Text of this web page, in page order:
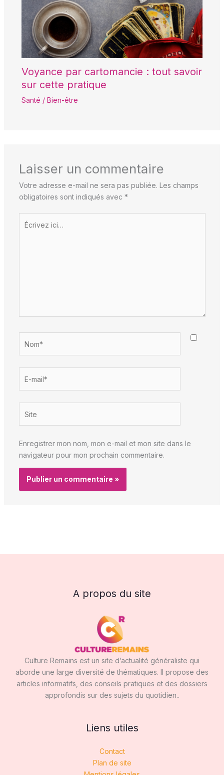
Voyance par cartomancie : tout savoir
sur cette pratique
Santé / Bien-être
Laisser un commentaire
Votre adresse e-mail ne sera pas publiée. Les champs
obligatoires sont indiqués avec *
Écrivez
ici…
mail*
Enregistrer mon nom, mon e-mail et mon site dans le
navigateur pour mon prochain commentaire.
A propos du site
Culture Remains est un site d’actualité généraliste qui
aborde une large diversité de thématiques. Il propose des
articles informatifs, des conseils pratiques et des dossiers
approfondis sur des sujets du quotidien..
Liens utiles
Contact
Plan de site